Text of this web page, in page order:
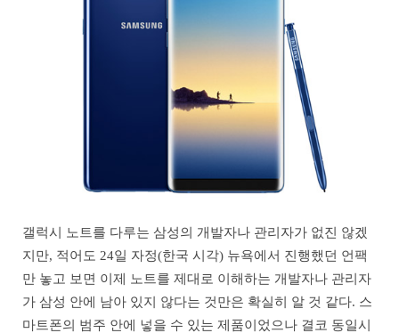
갤럭시 노트를 다루는 삼성의 개발자나 관리자가 없진 않겠
지만, 적어도 24일 자정(한국 시각) 뉴욕에서 진행했던 언팩
만 놓고 보면 이제 노트를 제대로 이해하는 개발자나 관리자
가 삼성 안에 남아 있지 않다는 것만은 확실히 알 것 같다. 스
마트폰의 범주 안에 넣을 수 있는 제품이었으나 결코 동일시